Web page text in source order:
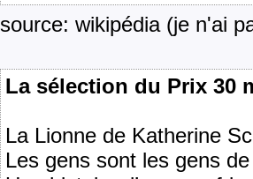
source: wikipédia (je n'ai
La sélection du Prix 30
La Lionne de Katherine
Les gens sont les gens